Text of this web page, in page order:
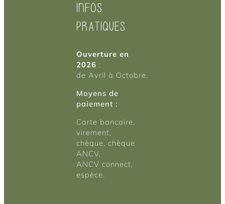
INFOS
PRATIQUES
Ouverture en
2026 :
de Avril à Octobre.
Moyens de
paiement :
Carte bancaire,
virement,
chèque, chèque
ANCV,
ANCV connect,
espèce.